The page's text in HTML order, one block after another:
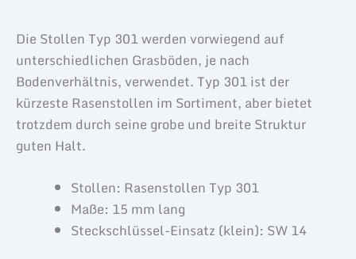
Die Stollen Typ 301 werden vorwiegend auf
unterschiedlichen Grasböden, je nach
Bodenverhältnis, verwendet. Typ 301 ist der
kürzeste Rasenstollen im Sortiment, aber bietet
trotzdem durch seine grobe und breite Struktur
guten Halt.
Stollen: Rasenstollen Typ 301
Maße: 15 mm lang
Steckschlüssel-Einsatz (klein): SW 14